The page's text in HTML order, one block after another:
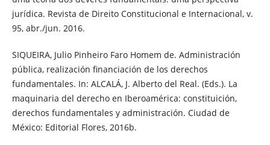
jurídica. Revista de Direito Constitucional e Internacional, v.
95, abr./jun. 2016.
SIQUEIRA, Julio Pinheiro Faro Homem de. Administración
pública, realización financiación de los derechos
fundamentales. In: ALCALÁ, J. Alberto del Real. (Eds.). La
maquinaria del derecho en Iberoamérica: constituición,
derechos fundamentales y administración. Ciudad de
México: Editorial Flores, 2016b.